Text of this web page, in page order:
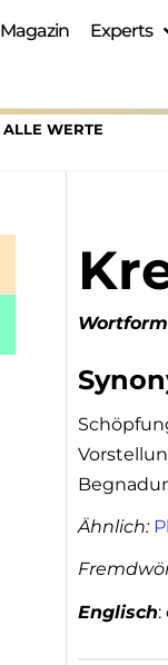
Magazin Experts
ALLE WERTE
Ähnlich:
Englisch: